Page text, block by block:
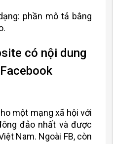
phần mô tả bằng
có nội dung
một mạng xã hội với
đảo nhất và được
Nam. Ngoài FB, còn